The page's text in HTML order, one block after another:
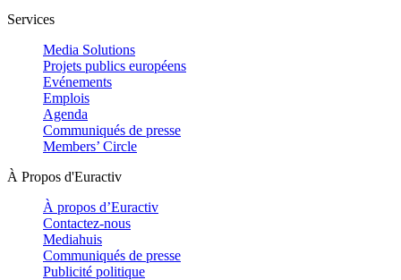
Services
Media Solutions
Projets publics européens
Evénements
Emplois
Agenda
Communiqués de presse
Members’ Circle
À Propos d'Euractiv
À propos d’Euractiv
Contactez-nous
Mediahuis
Communiqués de presse
Publicité politique